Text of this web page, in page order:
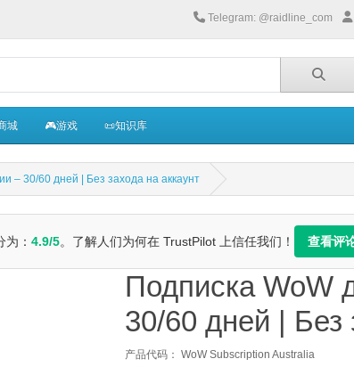
Telegram: @raidline_com
城 🎮游戏 📜知识库
– 30/60 дней | Без захода на аккаунт
： 4.9/5。了解人们为何在 TrustPilot 上信任我们！ 查看评
Подписка WoW
30/60 дней | Без
产品代码： WoW Subscription Australia